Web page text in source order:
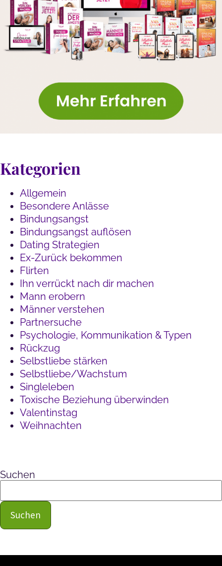
Kategorien
Allgemein
Besondere Anlässe
Bindungsangst
Bindungsangst auflösen
Dating Strategien
Ex-Zurück bekommen
Flirten
Ihn verrückt nach dir machen
Mann erobern
Männer verstehen
Partnersuche
Psychologie, Kommunikation & Typen
Rückzug
Selbstliebe stärken
Selbstliebe/Wachstum
Singleleben
Toxische Beziehung überwinden
Valentinstag
Weihnachten
Suchen
Suchen